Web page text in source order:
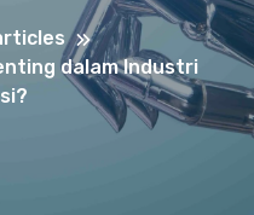
dalam Industri